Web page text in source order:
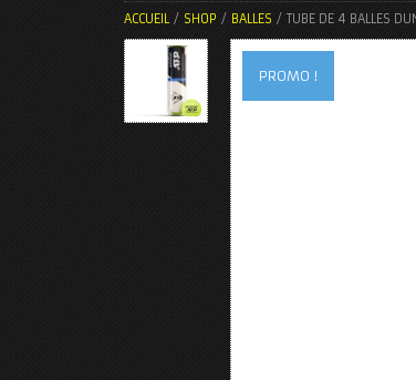
ACCUEIL/ SHOP / BALLES / TUBE DE 4 BALLES
PROMO !